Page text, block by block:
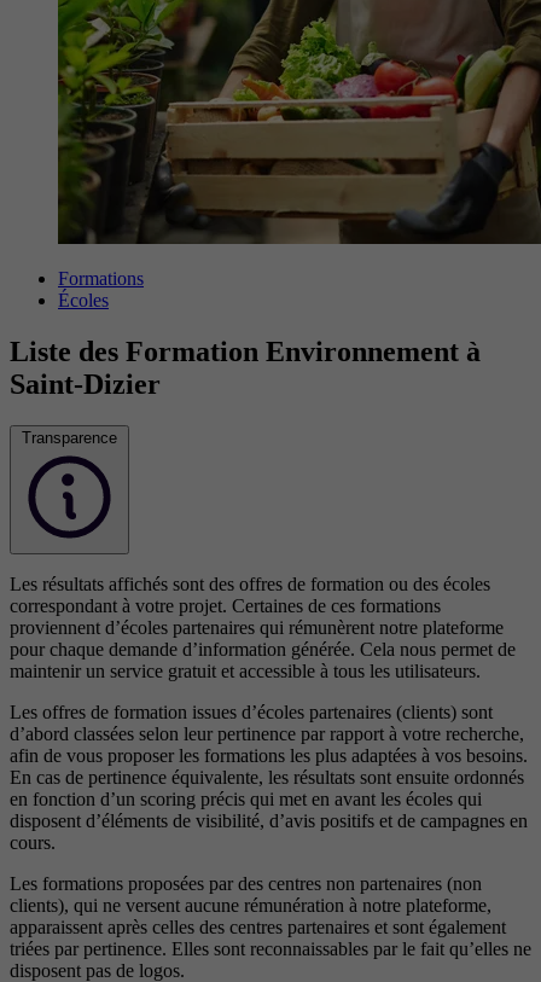
Formations
Écoles
Liste des Formation Environnement à
Saint-Dizier
Transparence
Les résultats affichés sont des offres de formation ou des écoles
correspondant à votre projet. Certaines de ces formations
proviennent d’écoles partenaires qui rémunèrent notre plateforme
pour chaque demande d’information générée. Cela nous permet de
maintenir un service gratuit et accessible à tous les utilisateurs.
Les offres de formation issues d’écoles partenaires (clients) sont
d’abord classées selon leur pertinence par rapport à votre recherche,
afin de vous proposer les formations les plus adaptées à vos besoins.
En cas de pertinence équivalente, les résultats sont ensuite ordonnés
en fonction d’un scoring précis qui met en avant les écoles qui
disposent d’éléments de visibilité, d’avis positifs et de campagnes en
cours.
Les formations proposées par des centres non partenaires (non
clients), qui ne versent aucune rémunération à notre plateforme,
apparaissent après celles des centres partenaires et sont également
triées par pertinence. Elles sont reconnaissables par le fait qu’elles ne
disposent pas de logos.